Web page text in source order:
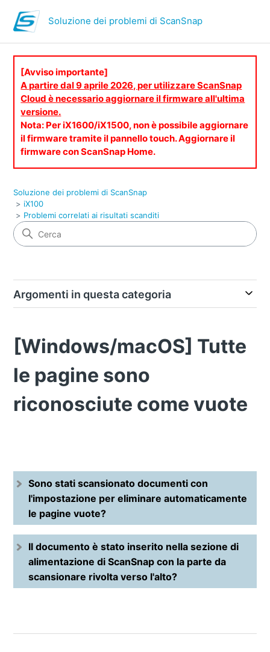
Soluzione dei problemi di ScanSnap
[Avviso importante]
A partire dal 9 aprile 2026, per utilizzare ScanSnap
Cloud è necessario aggiornare il firmware all'ultima
versione.
Nota: Per iX1600/iX1500, non è possibile aggiornare
il firmware tramite il pannello touch. Aggiornare il
firmware con ScanSnap Home.
Soluzione dei problemi di ScanSnap
iX100
Problemi correlati ai risultati scanditi
Argomenti in questa categoria
[Windows/macOS] Tutte
le pagine sono
riconosciute come vuote
Sono stati scansionato documenti con
l'impostazione per eliminare automaticamente
le pagine vuote?
Il documento è stato inserito nella sezione di
alimentazione di ScanSnap con la parte da
scansionare rivolta verso l'alto?